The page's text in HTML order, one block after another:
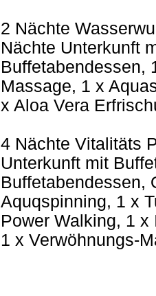
2 Nächte
Nächte Unterkunft
Buffetabendessen,
Massage, 1 x
x Aloa Vera
4 Nächte Vitalitäts
Unterkunft mit
Buffetabendessen,
Aquqspinning, 1 x
Power Walking, 1
1 x Verwöhnungs-